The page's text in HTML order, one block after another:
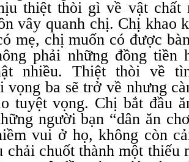
thiệt thòi gìvề vật chất
vây quanh chị. Chị khao
mẹ, chị muốn có được
phải những đồng tiền
nhiều. Thiệt thòi về
vọng ba sẽ trở về nhưng
tuyệt vọng. Chị bắt đầu
người bạn “dân ăn
vui ở họ, không còn
chải chuốt thành một thiếu